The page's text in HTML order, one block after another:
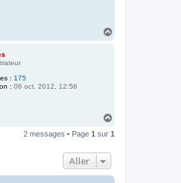
: 175
: 06 oct. 2012, 12:56
u
2 messages • Page 1 sur 1
Aller